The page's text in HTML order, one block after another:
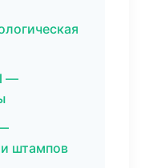
—
и штампов